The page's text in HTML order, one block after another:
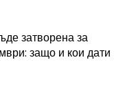
затворена за
защо и кои дати